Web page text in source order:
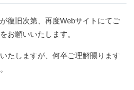
復旧次第、再度Webサイトにてご
お願いいたします。
たしますが、何卒ご理解賜ります